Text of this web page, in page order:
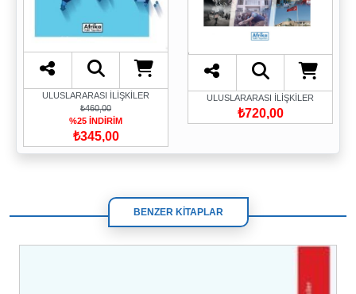
ULUSLARARASI İLİŞKİLER
₺460,00
%25 İNDİRİM
₺345,00
ULUSLARARASI İLİŞKİLER
₺720,00
BENZER KİTAPLAR